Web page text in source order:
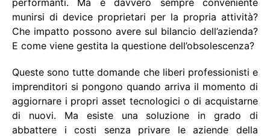
munirsi di device proprietari per la propria attività?
Che impatto possono avere sul bilancio dell’azienda?
E come viene gestita la questione dell’obsolescenza?
Queste sono tutte domande che liberi professionisti e
imprenditori si pongono quando arriva il momento di
aggiornare i propri asset tecnologici o di acquistarne
di nuovi. Ma esiste una soluzione in grado di
abbattere i costi senza privare le aziende della